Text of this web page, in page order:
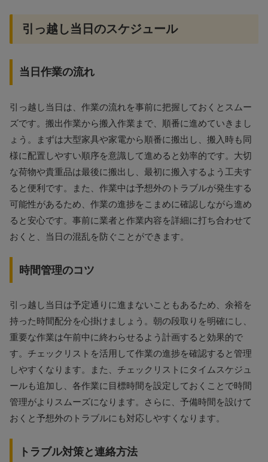
引っ越し当日のスケジュール
当日作業の流れ
引っ越し当日は、作業の流れを事前に把握しておくとスムー
ズです。搬出作業から搬入作業まで、順番に進めていきまし
ょう。まずは大型家具や家電から順番に搬出し、搬入時も同
様に配置しやすい順序を意識して進めると効率的です。大切
な荷物や貴重品は最後に搬出し、最初に搬入するよう工夫す
ると便利です。また、作業中は予想外のトラブルが発生する
可能性があるため、作業の進捗をこまめに確認しながら進め
ると安心です。事前に業者と作業内容を詳細に打ち合わせて
おくと、当日の混乱を防ぐことができます。
時間管理のコツ
引っ越し当日は予定通りに進まないこともあるため、余裕を
持った時間配分を心掛けましょう。朝の段取りを明確にし、
重要な作業は午前中に終わらせるよう計画すると効果的で
す。チェックリストを活用して作業の進捗を確認すると管理
しやすくなります。また、チェックリストにタイムスケジュ
ールも追加し、各作業に目標時間を設定しておくことで時間
管理がよりスムーズになります。さらに、予備時間を設けて
おくと予想外のトラブルにも対応しやすくなります。
トラブル対策と連絡方法